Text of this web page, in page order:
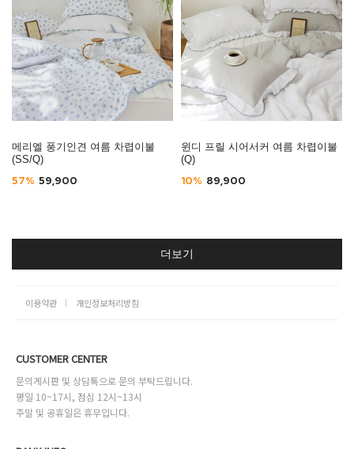
메리엘 풍기인견 여름 차렵이불
(SS/Q)
57% 59,900
윈디 프릴 시어서커 여름 차렵이불
(Q)
10% 89,900
더보기
이용약관 개인정보처리방침
CUSTOMER CENTER
문의게시판 및 상담톡으로 문의 부탁드립니다.
평일 10~17시, 점심 12시~13시
주말 및 공휴일은 휴무입니다.